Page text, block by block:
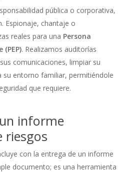
pública o corporativa,
Espionaje, chantaje o
reales para una Persona
. Realizamos auditorías
comunicaciones, limpiar su
entorno familiar, permitiéndole
que requiere.
informe
riesgos
con la entrega de un informe
documento; es una herramienta